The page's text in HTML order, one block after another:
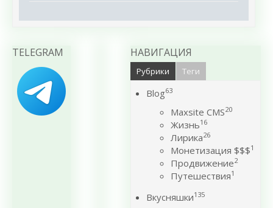
TELEGRAM НАВИГАЦИЯ
Рубрики Теги
Blog63
Maxsite CMS20
Жизнь16
Лирика26
Монетизация $$$1
Продвижение2
Путешествия1
Вкусняшки135